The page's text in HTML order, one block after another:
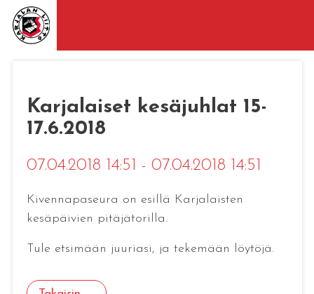
Karjalaiset kesäjuhlat 15-
17.6.2018
07.04.2018 14:51 - 07.04.2018 14:51
Kivennapaseura on esillä Karjalaisten
kesäpäivien pitäjätorilla.
Tule etsimään juuriasi, ja tekemään löytöjä.